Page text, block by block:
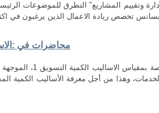
وتقييم المشاريع" التطرق للموضوعات
محاضرات في
هذه المطبوعة هي مجموعة
وهذا من أجل معرفة الأساليب الكمية